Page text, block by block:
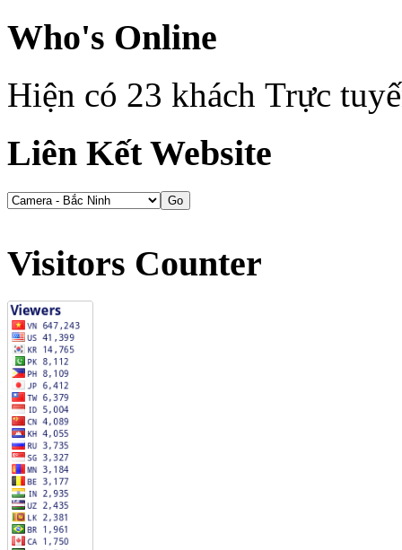
Who's Online
Hiện có 23 khách Trực
Liên Kết Website
Visitors Counter